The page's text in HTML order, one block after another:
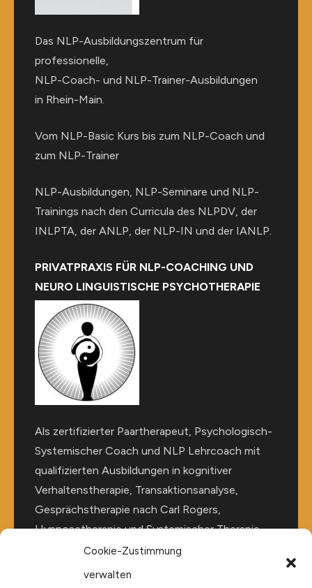
Cookie-Zustimmung
verwalten
Das NLP-Ausbildungszentrum für
professionelle,
NLP-Coach- und NLP-Trainer-Ausbildungen
in Rhein-Main.
Vom NLP-Basic Kurs bis zum NLP-Coach und
zum NLP-Trainer
NLP-Ausbildungen, NLP-Seminare und NLP-
Trainings nach den Curricula des NLPDV, der
INLPTA, der ANLP, der NLP-IN und der IANLP.
PRIVATPRAXIS FÜR NLP-COACHING UND
NEURO LINGUISTISCHE PSYCHOTHERAPIE
Als zertifizierter Paartherapeut, Psychologisch-
Systemischer Coach und NLP Lehrcoach mit
qualifizierten Ausbildungen in kognitiver
Verhaltenstherapie, Transaktionsanalyse,
Gesprächstherapie nach Carl Rogers,
Hypnosetherapie und Systemischer Therapie
unterstütze ich Sie gerne bei der Lösung Ihrer
persönlichen Problemstellung sowie der